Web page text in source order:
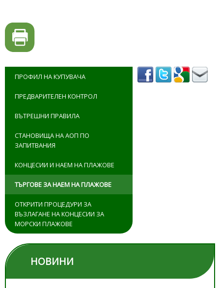
ПРОФИЛ НА КУПУВАЧА
ПРЕДВАРИТЕЛЕН КОНТРОЛ
ВЪТРЕШНИ ПРАВИЛА
СТАНОВИЩА НА АОП ПО
ЗАПИТВАНИЯ
КОНЦЕСИИ И НАЕМ НА ПЛАЖОВЕ
ТЪРГОВЕ ЗА НАЕМ НА ПЛАЖОВЕ
ОТКРИТИ ПРОЦЕДУРИ ЗА
ВЪЗЛАГАНЕ НА КОНЦЕСИИ ЗА
МОРСКИ ПЛАЖОВЕ
НОВИНИ